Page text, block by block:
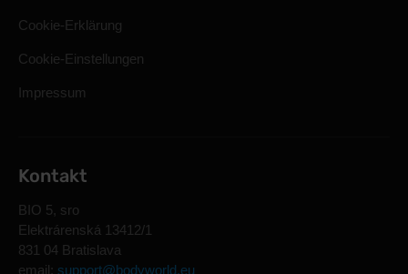
Cookie-Erklärung
Cookie-Einstellungen
Impressum
Kontakt
BIO 5, sro
Elektrárenská 13412/1
831 04 Bratislava
email: support@bodyworld.eu